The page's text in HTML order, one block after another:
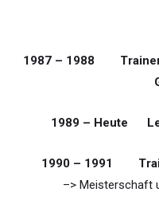
1987 – 1988 Trainer
1989 – Heute
1990 – 1991
–> Meisterschaft